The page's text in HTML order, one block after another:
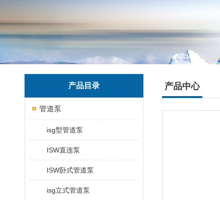
产品目录
管道泵
isg型管道泵
ISW直连泵
ISW卧式管道泵
isg立式管道泵
产品中心